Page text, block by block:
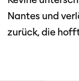
Nantes und
zurück, die